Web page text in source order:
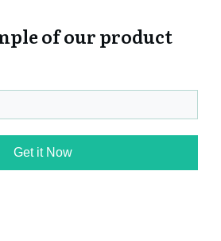
of our product
Get it Now